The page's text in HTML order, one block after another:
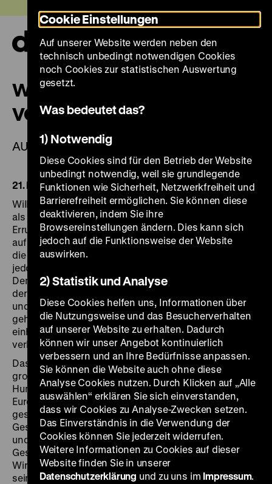
zum
Seiteninhalt
springen
WILHELM UND ALEXANDER
VON HUMBOLDT
AUSSTELLUNG
21. November 2019 bis 19. April 2020
Wilhelm und Alexander von Humboldt werden heute
als deutsche Kosmopoliten gefeiert. Sie verkörpern die
Errungenschaften öffentlicher Bildung, eine neue Sicht
auf die Natur und den unvoreingenommenen Blick auf
die Kulturen jenseits Europas. Ihre Biografien sind
jedoch auch von den Gegensätzen ihrer Zeit geprägt:
Dem in der Aufklärung entworfenen Bild der Gleichheit
der Menschen stehen die Existenz von Kolonialismus
und Sklaverei entgegen. Die Neuentdeckung der Natur
geht auch mit ihrer Beherrschung und Zerstörung
einher. Internationaler Austausch und Kooperation
verhindern nicht die nationale Abgrenzung.
Das Deutsche Historische Museum zeigt die erste
große Ausstellung über Wilhelm und Alexander von
Humboldt in Deutschland. Sie verortet die Brüder als
Europäer im Kontext ihrer Zeit. Sie blickt auf
gesellschaftliche und politische Verhandlungs- und
Gestaltungsräume, geht dem Verhältnis von Wissen
und Macht nach und beleuchtet, wie
Geschichtsbewusstsein, Politik, Wissenschaft und
Wirtschaft die Perspektive auf den Menschen und
seine Umwelt verändern. Dabei treten Fragen nach der
Cookie Einstellungen
Auf unserer Website werden neben den
technisch unbedingt notwendigen Cookies
noch Cookies zur statistischen Auswertung
gesetzt.
Was bedeutet das?
1) Notwendig
Diese Cookies sind für den Betrieb der Website
unbedingt notwendig, weil sie grundlegende
Funktionen wie Sicherheit, Netzwerkfreiheit und
Barrierefreiheit ermöglichen. Sie können diese
deaktivieren, indem Sie ihre
Browsereinstellungen ändern. Dies kann sich
jedoch auf die Funktionsweise der Website
auswirken.
2) Statistik und Analyse
Diese Cookies helfen uns, Informationen über
die Nutzungsweise und das Besucherverhalten
auf unserer Website zu erhalten. Dadurch
können wir unser Angebot kontinuierlich
verbessern und an Ihre Bedürfnisse anpassen.
Sie können die Website auch ohne diese
Analyse Cookies nutzen. Durch Klicken auf „Alle
auswählen“ erklären Sie sich einverstanden,
dass wir Cookies zu Analyse-Zwecken setzen.
Das Einverständnis in die Verwendung der
Cookies können Sie jederzeit widerrufen.
Weitere Informationen zu Cookies auf dieser
Website finden Sie in unserer
Datenschutzerklärung und zu uns im Impressum.